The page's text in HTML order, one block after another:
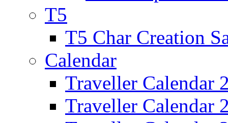
T5
T5 Char Creation
Calendar
Traveller Calendar
Traveller Calendar